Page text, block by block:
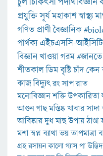
প্রযুক্তিসূর্যমহাকাশস্বাস্থ্য
গণিত প্রাণীবৈজ্ঞানিক
পার্থক্য এইচএসসি-আইসিটি
বিজ্ঞানখাওয়াগরম#জানতে
শীতকালডিমবৃষ্টিচাঁদকেন
কাজবিদ্যুৎরংসাপরাত
মনোবিজ্ঞানশক্তিউপকারিতা
আগুনগাছমস্তিষ্কখাবারসাদা
আবিষ্কারদুধমাছউপায়ঠাণ্ডা
মশাস্বপ্নব্যাথাভয়তাপমাত্রা
গ্রহরসায়নকালোগ্যাসপাউদ্ভিদ